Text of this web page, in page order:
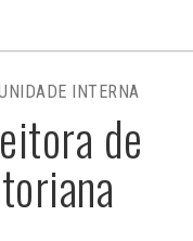
de
INTERNA